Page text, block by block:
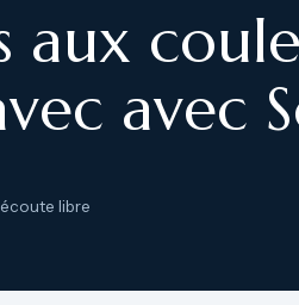
aux
avec
libre